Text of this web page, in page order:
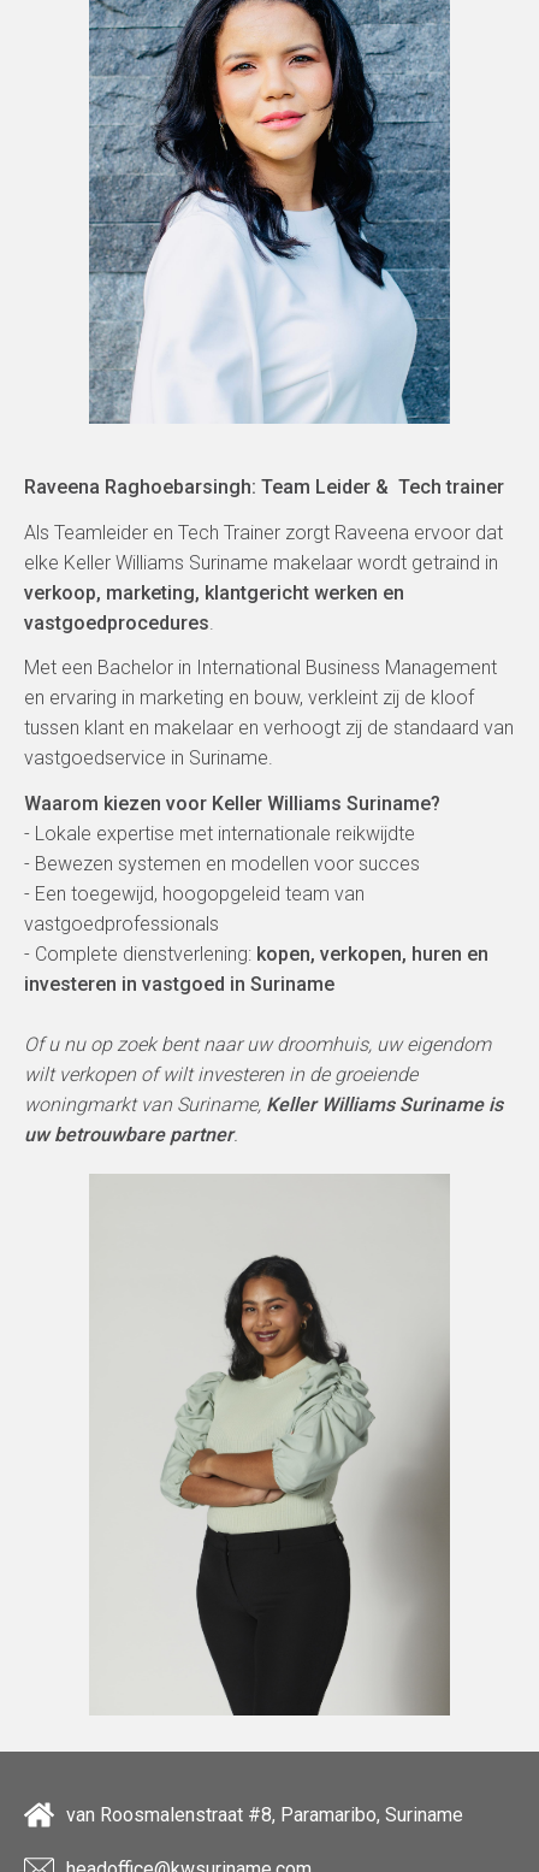
Raveena Raghoebarsingh: Team Leider & Tech trainer
Als Teamleider en Tech Trainer zorgt Raveena ervoor dat
elke Keller Williams Suriname makelaar wordt getraind in
verkoop, marketing, klantgericht werken en
vastgoedprocedures
Met een Bachelor in International Business Management
en ervaring in marketing en bouw, verkleint zij de kloof
tussen klant en makelaar en verhoogt zij de standaard van
vastgoedservice in Suriname.
Waarom kiezen voor Keller Williams Suriname?
- Lokale expertise met internationale reikwijdte
- Bewezen systemen en modellen voor succes
- Een toegewijd, hoogopgeleid team van
vastgoedprofessionals
- Complete dienstverlening: kopen, verkopen, huren en
investeren in vastgoed in Suriname
Of u nu op zoek bent naar uw droomhuis, uw eigendom
wilt verkopen of wilt investeren in de groeiende
woningmarkt van Suriname, Keller Williams Suriname is
uw betrouwbare partner.
van Roosmalenstraat #8, Paramaribo, Suriname